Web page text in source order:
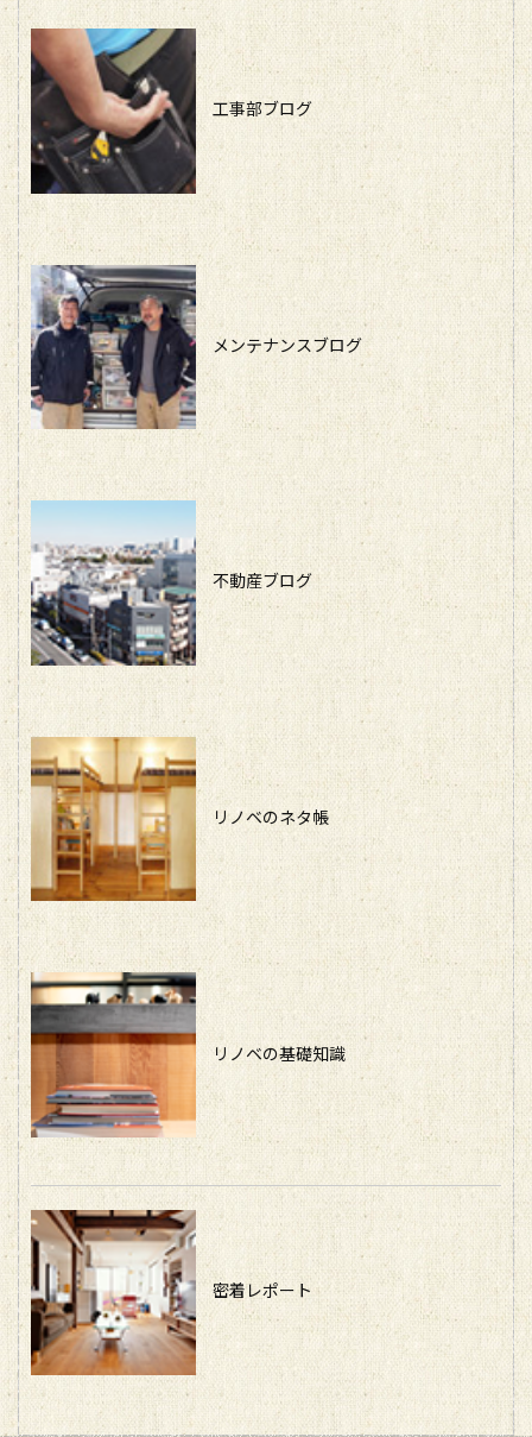
工事部ブログ
メンテナンスブログ
不動産ブログ
リノベのネタ帳
リノベの基礎知識
密着レポート